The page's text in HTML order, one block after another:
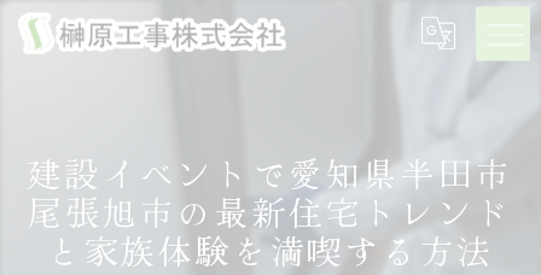
建設イベントで愛知県半田市
尾張旭市の最新住宅トレンド
と家族体験を満喫する方法